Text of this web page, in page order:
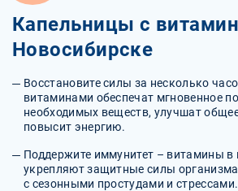
Капельницы с
Новосибирске
Восстановите силы за несколько
витаминами обеспечат мгновенное
необходимых веществ, улучшат
повысит энергию.
Поддержите иммунитет – витамины в
укрепляют защитные силы
с сезонными простудами и стрессами.